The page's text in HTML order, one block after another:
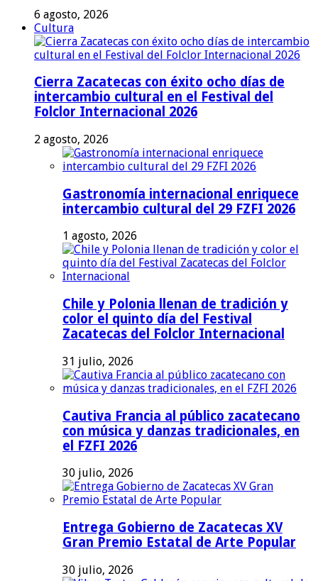
6 agosto, 2026
Cultura
Cierra Zacatecas con éxito ocho días de
intercambio cultural en el Festival del
Folclor Internacional 2026
2 agosto, 2026
Gastronomía internacional enriquece
intercambio cultural del 29 FZFI 2026
1 agosto, 2026
Chile y Polonia llenan de tradición y
color el quinto día del Festival
Zacatecas del Folclor Internacional
31 julio, 2026
Cautiva Francia al público zacatecano
con música y danzas tradicionales, en
el FZFI 2026
30 julio, 2026
Entrega Gobierno de Zacatecas XV
Gran Premio Estatal de Arte Popular
30 julio, 2026